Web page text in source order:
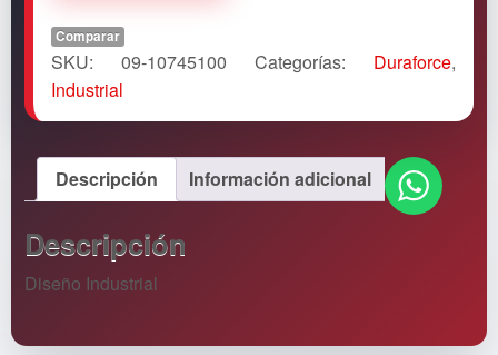
Comparar
SKU: 09-10745100 Categorías: Duraforce,
Industrial
Descripción Información adicional
Descripción
Diseño Industrial